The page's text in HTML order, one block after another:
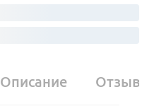
Описание Отзывы